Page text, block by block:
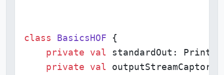
class BasicsHOF {
private
val standardOut:
private
val outputStreamCaptor